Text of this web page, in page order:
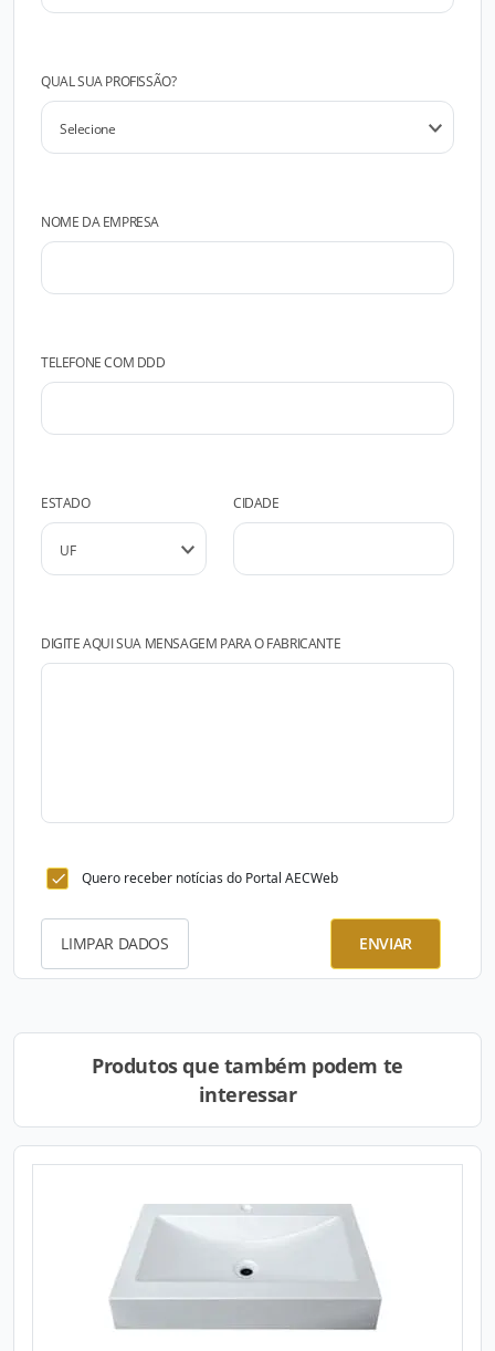
QUAL SUA PROFISSÃO?
NOME DA EMPRESA
TELEFONE COM DDD
ESTADO CIDADE
DIGITE AQUI SUA MENSAGEM PARA O FABRICANTE
Quero receber notícias do Portal AECWeb
LIMPAR DADOS ENVIAR
Produtos que também podem te
interessar